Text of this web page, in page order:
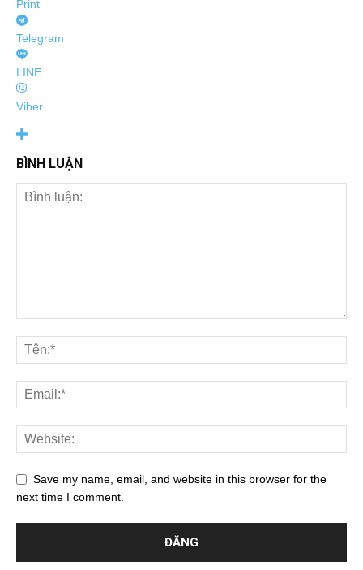
Print
Telegram
LINE
Viber
BÌNH LUẬN
Save my name, email, and website in this browser for the
next time I comment.